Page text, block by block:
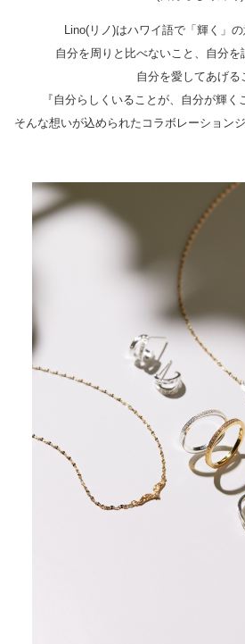
Lino(リノ)はハワイ語で「輝く」の
自分を周りと比べないこと、自分を
自分を愛してあげる
『自分らしくいることが、自分が輝く
そんな想いが込められたコラボレーション